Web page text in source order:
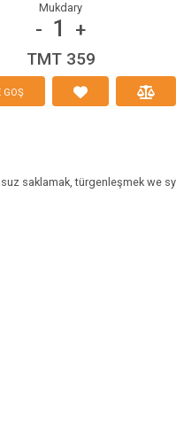
Mukdary
- 1 +
TMT 359
GOŞ
saklamak, türgenleşmek we